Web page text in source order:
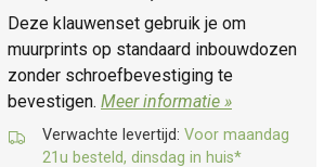
Deze klauwenset gebruik je om
muurprints op standaard inbouwdozen
zonder schroefbevestiging te
bevestigen. Meer informatie »
Verwachte levertijd: Voor maandag
21u besteld, dinsdag in huis*